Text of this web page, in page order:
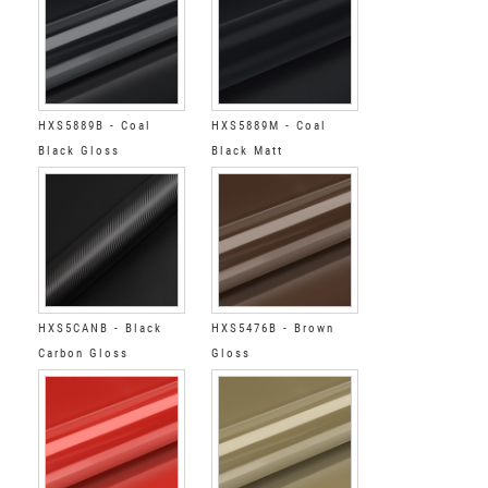
HXS5889B - Coal
Black Gloss
HXS5889M - Coal
Black Matt
HXS5CANB - Black
Carbon Gloss
HXS5476B - Brown
Gloss